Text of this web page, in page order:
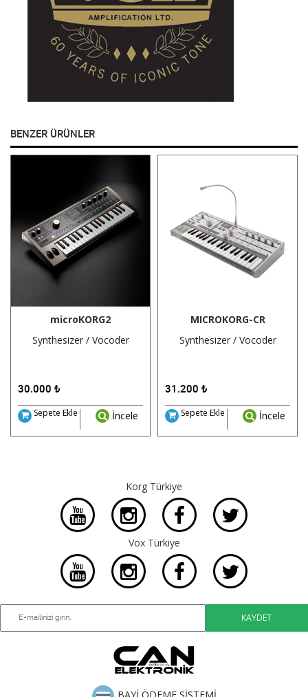
BENZER ÜRÜNLER
microKORG2
Synthesizer / Vocoder
30.000 ₺
Sepete Ekle İncele
MICROKORG-CR
Synthesizer / Vocoder
31.200 ₺
Sepete Ekle İncele
Korg Türkiye
Vox Türkiye